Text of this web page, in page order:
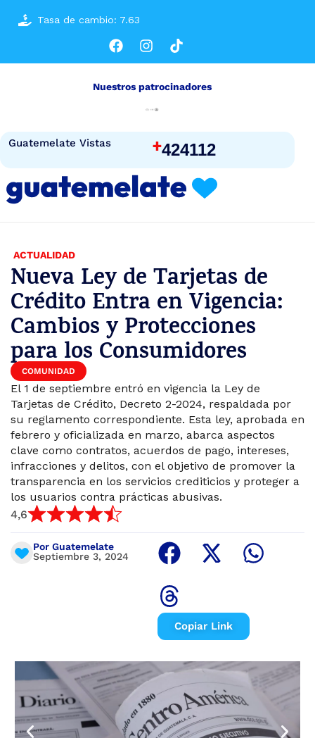
Tasa de cambio: 7.63
Guatemelate Vistas +424112
Nuestros patrocinadores
ACTUALIDAD
Nueva Ley de Tarjetas de
Crédito Entra en Vigencia:
Cambios y Protecciones
para los Consumidores
COMUNIDAD
El 1 de septiembre entró en vigencia la Ley de
Tarjetas de Crédito, Decreto 2-2024, respaldada por
su reglamento correspondiente. Esta ley, aprobada en
febrero y oficializada en marzo, abarca aspectos
clave como contratos, acuerdos de pago, intereses,
infracciones y delitos, con el objetivo de promover la
transparencia en los servicios crediticios y proteger a
los usuarios contra prácticas abusivas.
4,6
Por Guatemelate
Septiembre 3, 2024
Copiar Link